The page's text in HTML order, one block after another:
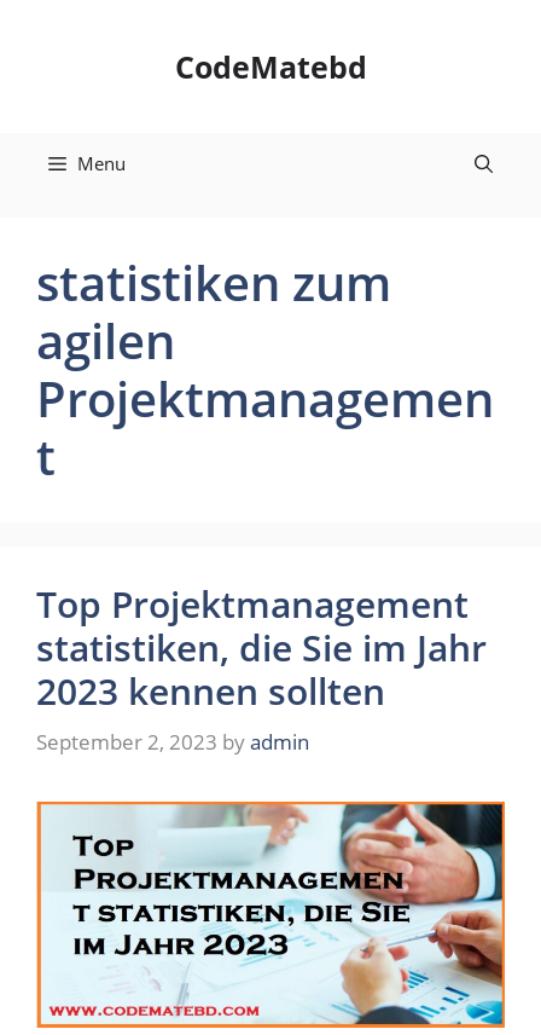
CodeMatebd
Menu
statistiken zum
agilen
Projektmanagemen
t
Top Projektmanagement
statistiken, die Sie im Jahr
2023 kennen sollten
September 2, 2023 byadmin